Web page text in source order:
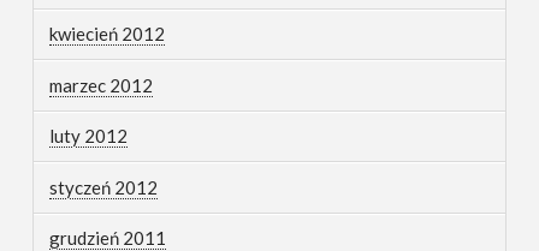
kwiecień 2012
marzec 2012
luty 2012
styczeń 2012
grudzień 2011